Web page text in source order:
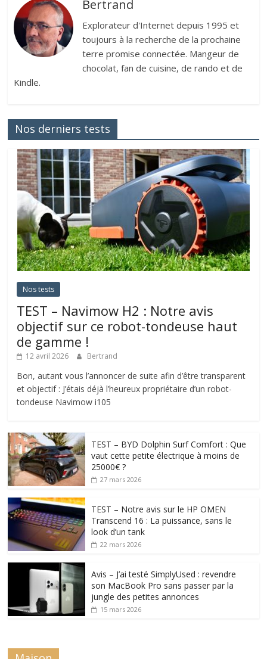
Bertrand
Explorateur d'Internet depuis 1995 et
toujours à la recherche de la prochaine
terre promise connectée. Mangeur de
chocolat, fan de cuisine, de rando et de
Kindle.
Nos derniers tests
Nos tests
TEST – Navimow H2 : Notre avis
objectif sur ce robot-tondeuse haut
de gamme !
12 avril 2026 Bertrand
Bon, autant vous l’annoncer de suite afin d’être transparent
et objectif : J’étais déjà l’heureux propriétaire d’un robot-
tondeuse Navimow i105
TEST – BYD Dolphin Surf Comfort : Que
vaut cette petite électrique à moins de
25000€ ?
27 mars 2026
TEST – Notre avis sur le HP OMEN
Transcend 16 : La puissance, sans le
look d’un tank
22 mars 2026
Avis – J’ai testé SimplyUsed : revendre
son MacBook Pro sans passer par la
jungle des petites annonces
15 mars 2026